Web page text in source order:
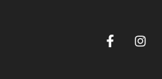
F
a
I